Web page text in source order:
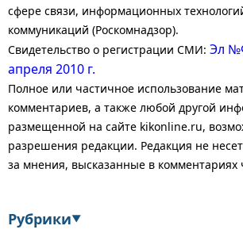
сфере связи, информационных
коммуникаций (Роскомнадзор).
Свидетельство о регистрации СМИ: Эл
апреля 2010 г.
Полное или частичное использование
комментариев, а также любой другой
размещенной на сайте kikonline.ru,
разрешения редакции. Редакция не несет
за мнения, высказанные в комментариях
Рубрики▼